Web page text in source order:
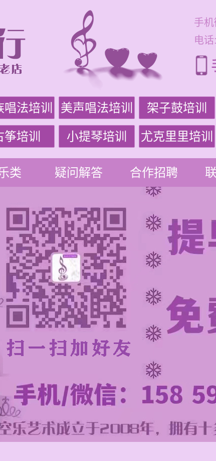
手
电
唱法培训 美声唱法培训 架子鼓培训
筝培训 小提琴培训 尤克里里培训
类 疑问解答 合作招聘